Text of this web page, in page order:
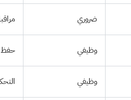
ضروري
وظيفي حفظ
وظيفي